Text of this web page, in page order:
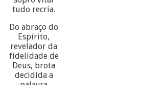
tudo recria.
Do abraço do
Espírito,
revelador da
fidelidade de
Deus, brota
decidida a